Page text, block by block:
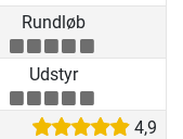
Rundløb
Udstyr
4,9